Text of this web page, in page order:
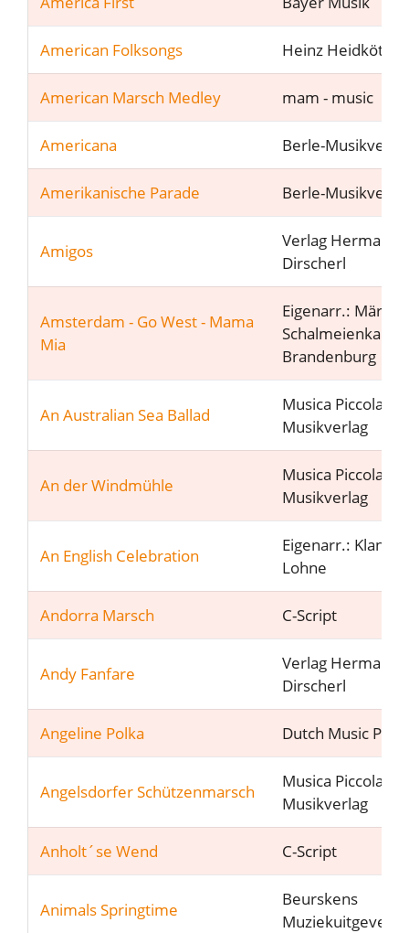
American Folksongs Heinz Heidkötter
American Marsch Medley mam - music
Americana Berle-
Amerikanische Parade Berle-
Amigos
Verlag Hermann
Dirscherl
Amsterdam - Go West - Mama
Mia
Eigenarr.:
Brandenburg
An Australian Sea Ballad
Musica Piccola
Musikverlag
An der Windmühle
Musica Piccola
Musikverlag
An English Celebration
Eigenarr.:
Lohne
Andorra Marsch C-Script
Andy Fanfare
Verlag Hermann
Dirscherl
Angeline Polka Dutch Music
Angelsdorfer Schützenmarsch
Musica Piccola
Musikverlag
Anholt´se Wend C-Script
Animals Springtime
Beurskens
Muziekuitgeveij